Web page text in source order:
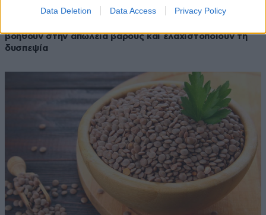
Data Deletion Data Access Privacy Policy
08·03·2024 07:33
βοηθούν στην απώλεια βάρους και ελαχιστοποιούν τη
δυσπεψία